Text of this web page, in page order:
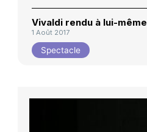
Vivaldi rendu à lui-même
1 Août 2017
Spectacle